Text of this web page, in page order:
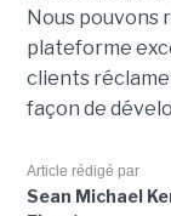
Nous pouvons
plateforme
clients
façon de
Article rédigé par
Sean Michael